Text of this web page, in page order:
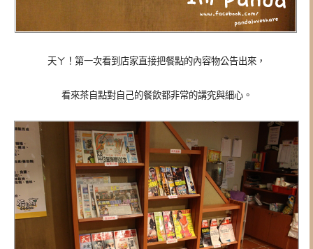
天ㄚ！第一次看到店家直接把餐點的內容物公告出來，
看來茶自點對自己的餐飲都非常的講究與細心。